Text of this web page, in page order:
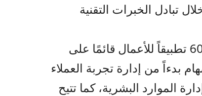
تبادل الخبرات التقنية
وتوفر محفظة حلول «زوهو» ما يزيد على 60 تطبيقاً للأعمال قائمًا على
بدءاً من إدارة تجربة العملاء
الموارد البشرية، كما تتيح